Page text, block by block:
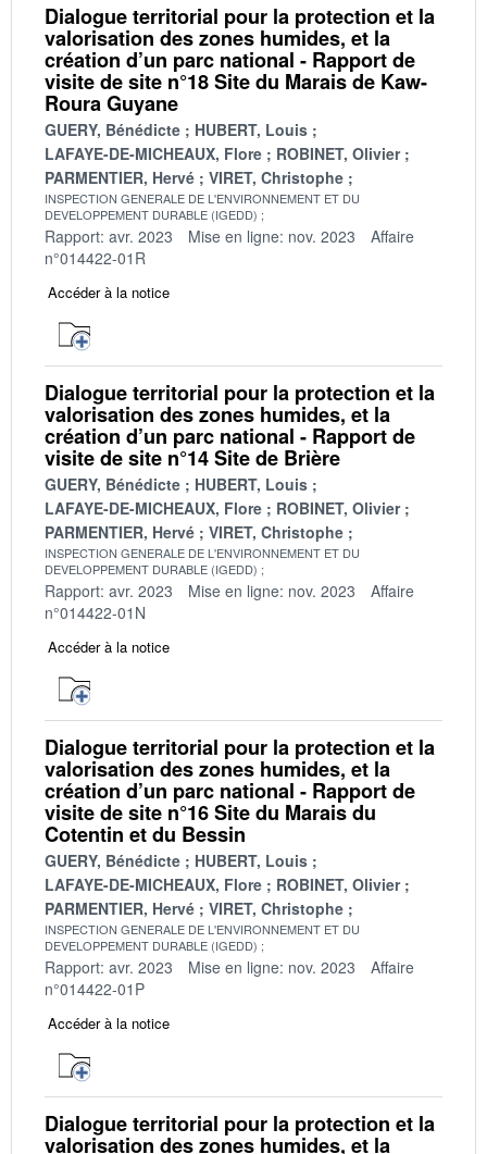
Dialogue territorial pour la protection et la
valorisation des zones humides, et la
création d’un parc national - Rapport de
visite de site n°18 Site du Marais de Kaw-
Roura Guyane
GUERY, Bénédicte
HUBERT, Louis
LAFAYE-DE-MICHEAUX, Flore
ROBINET, Olivier
PARMENTIER, Hervé
VIRET, Christophe
INSPECTION GENERALE DE L'ENVIRONNEMENT ET DU
DEVELOPPEMENT DURABLE (IGEDD)
Rapport: avr. 2023 Mise en ligne: nov. 2023
Affaire
n°014422-01R
Accéder à la notice
Dialogue territorial pour la protection et la
valorisation des zones humides, et la
création d’un parc national - Rapport de
visite de site n°14 Site de Brière
GUERY, Bénédicte
HUBERT, Louis
LAFAYE-DE-MICHEAUX, Flore
ROBINET, Olivier
PARMENTIER, Hervé
VIRET, Christophe
INSPECTION GENERALE DE L'ENVIRONNEMENT ET DU
DEVELOPPEMENT DURABLE (IGEDD)
Rapport: avr. 2023 Mise en ligne: nov. 2023
Affaire
n°014422-01N
Accéder à la notice
Dialogue territorial pour la protection et la
valorisation des zones humides, et la
création d’un parc national - Rapport de
visite de site n°16 Site du Marais du
Cotentin et du Bessin
GUERY, Bénédicte
HUBERT, Louis
LAFAYE-DE-MICHEAUX, Flore
ROBINET, Olivier
PARMENTIER, Hervé
VIRET, Christophe
INSPECTION GENERALE DE L'ENVIRONNEMENT ET DU
DEVELOPPEMENT DURABLE (IGEDD)
Rapport: avr. 2023 Mise en ligne: nov. 2023
Affaire
n°014422-01P
Accéder à la notice
Dialogue territorial pour la protection et la
valorisation des zones humides, et la